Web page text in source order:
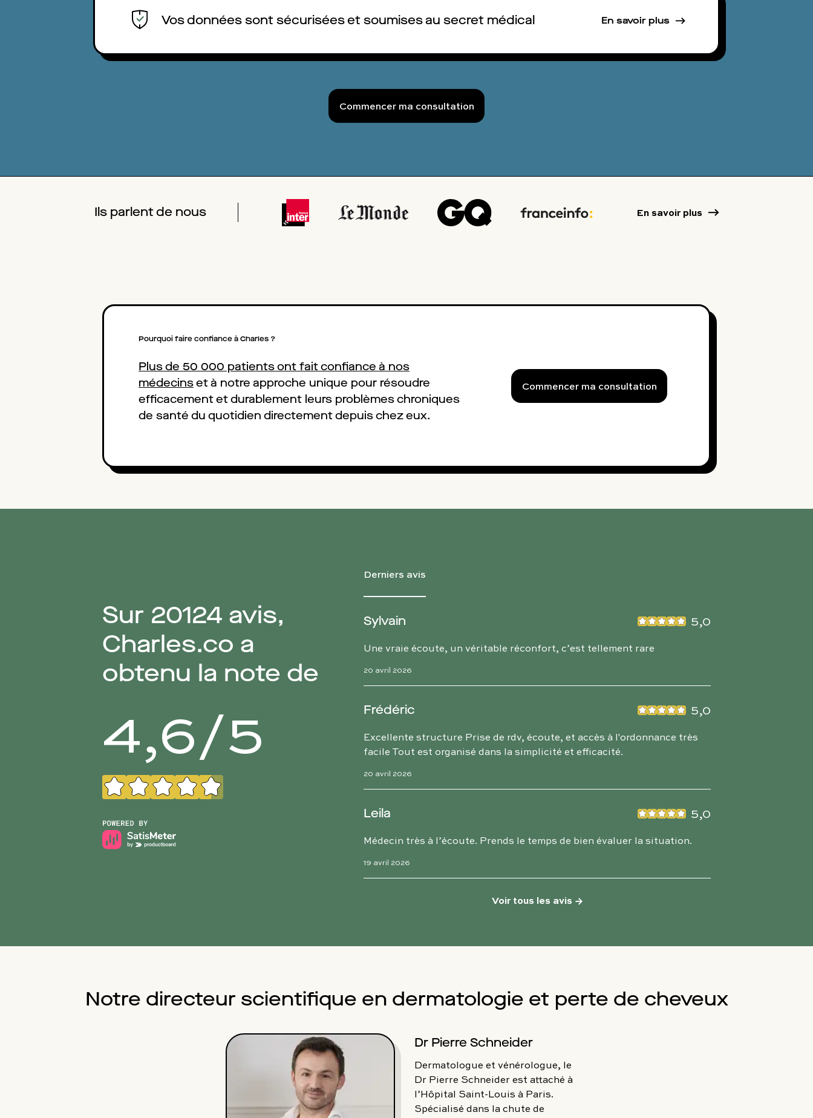
Vos données sont sécurisées et soumises au secret médical En savoir plus
Commencer ma consultation
Ils parlent de nous En savoir plus
Pourquoi faire confiance à Charles ?
Plus de 50 000 patients ont fait confiance à nos
médecinset à notre approche unique pour résoudre
efficacement et durablement leurs problèmes chroniques
de santé du quotidien directement depuis chez eux.
Commencer ma consultation
Sur 20124 avis,
Charles.co a
obtenu la note de
4,6/5
Derniers avis
Sylvain 5,0
Une vraie écoute, un véritable réconfort, c’est tellement rare
20 avril 2026
Frédéric 5,0
Excellente structure Prise de rdv, écoute, et accès à l'ordonnance très
facile Tout est organisé dans la simplicité et efficacité.
20 avril 2026
Leila 5,0
Médecin très à l’écoute. Prends le temps de bien évaluer la situation.
19 avril 2026
Voir tous les avis →
Notre directeur scientifique en dermatologie et perte de cheveux
Dr Pierre Schneider
Dermatologue et vénérologue, le
Dr Pierre Schneider est attaché à
l’Hôpital Saint-Louis à Paris.
Spécialisé dans la chute de